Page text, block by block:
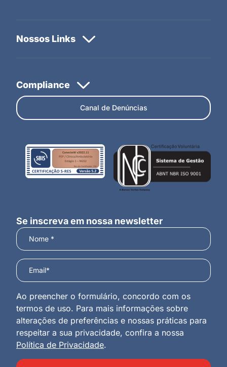
Canal de Denúncias
Se inscreva em nossa newsletter
Ao preencher o formulário, concordo com os
termos de uso. Para mais informações sobre
alterações de preferências e nossas práticas para
respeitar a sua privacidade, confira a nossa
Política de Privacidade.